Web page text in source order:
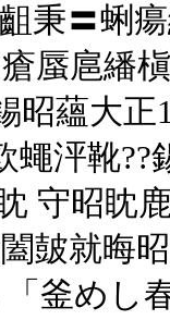
秉〓蜊
蜃扈繙
蘊大正
泙靴??
守昭眈
皷就晦
釜めし